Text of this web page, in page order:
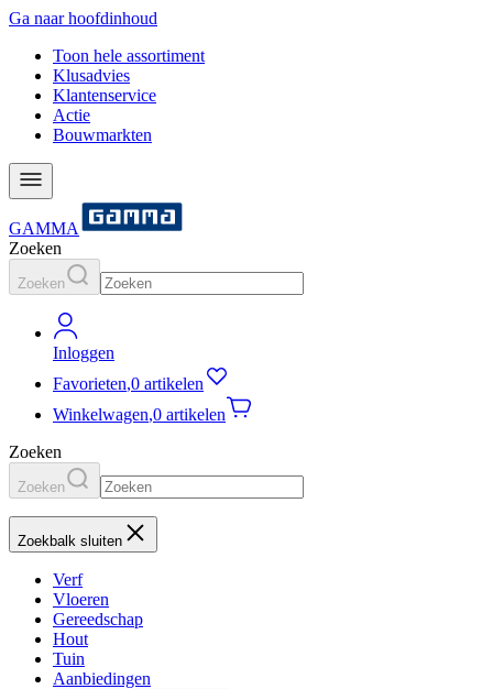
Ga naar hoofdinhoud
Toon hele assortiment
Klusadvies
Klantenservice
Actie
Bouwmarkten
GAMMA
Zoeken
Zoeken
Inloggen
Favorieten,0 artikelen
Winkelwagen,0 artikelen
Zoeken
Zoeken
Zoekbalk sluiten
Verf
Vloeren
Gereedschap
Hout
Tuin
Aanbiedingen